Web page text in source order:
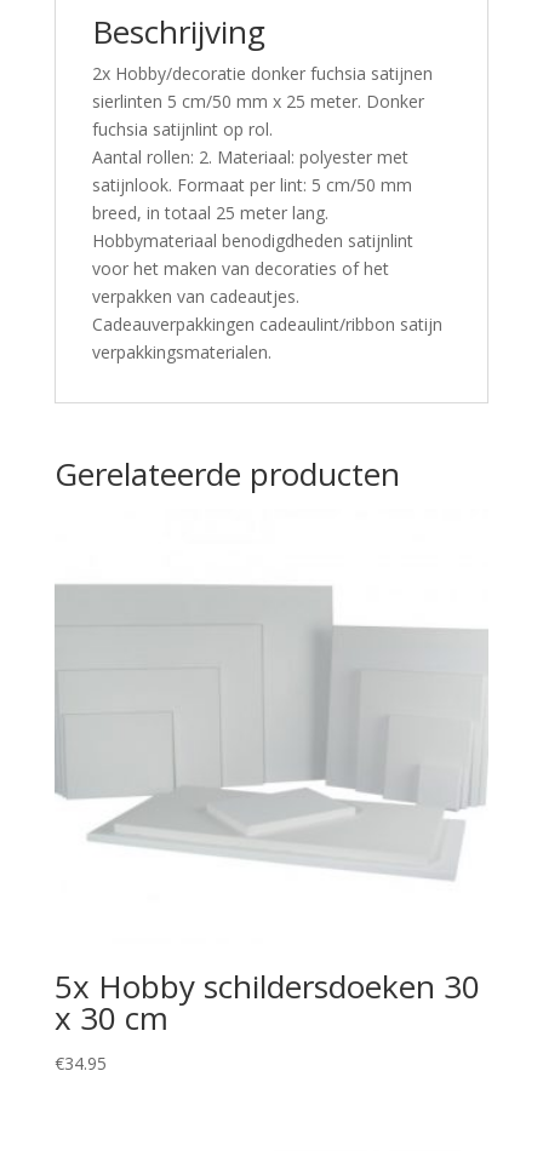
Beschrijving
2x Hobby/decoratie donker fuchsia satijnen
sierlinten 5 cm/50 mm x 25 meter. Donker
fuchsia satijnlint op rol.
Aantal rollen: 2. Materiaal: polyester met
satijnlook. Formaat per lint: 5 cm/50 mm
breed, in totaal 25 meter lang.
Hobbymateriaal benodigdheden satijnlint
voor het maken van decoraties of het
verpakken van cadeautjes.
Cadeauverpakkingen cadeaulint/ribbon satijn
verpakkingsmaterialen.
Gerelateerde producten
5x Hobby schildersdoeken 30
x 30 cm
€34.95